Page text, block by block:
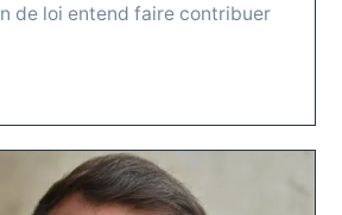
de loi entend faire contribuer